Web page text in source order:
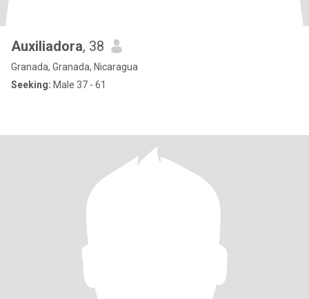
Auxiliadora, 38
Granada, Granada, Nicaragua
Seeking: Male 37 - 61